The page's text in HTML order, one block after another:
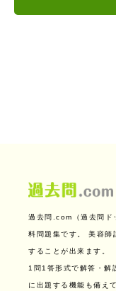
過去問.com（過去問ド
料問題集です。 美容師
することが出来ます。
1問1答形式で解答・解
に出題する機能も備え